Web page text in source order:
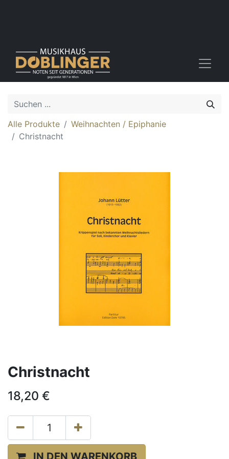
Alle Produkte
Weihnachten / Epiphanie
Christnacht
Christnacht
18,20 €
IN DEN WARENKORB